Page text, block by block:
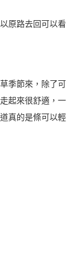
原路去回可以看
季節來，除了可
起來很舒適，一
真的是條可以輕